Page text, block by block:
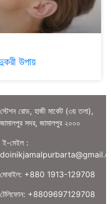
উপায়
স্টেশন রোড, হাজী মার্কেট (৩য় তলা),
জামালপুর সদর, জামালপুর ২০০০
ই-মেইল :
মোবাইল: +880 1913-129708
টেলিফোন: +8809697129708